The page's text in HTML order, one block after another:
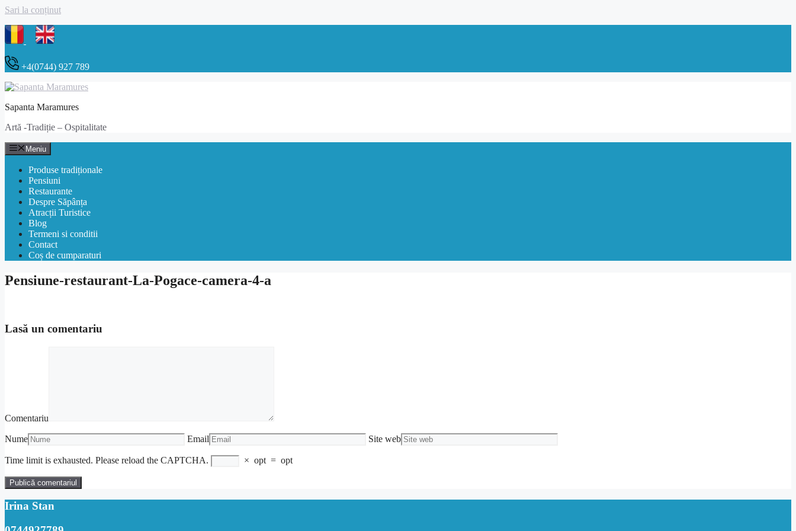
Sari la conținut
+4(0744) 927 789
Sapanta Maramures
Artă -Tradiție – Ospitalitate
Meniu
Produse tradiționale
Pensiuni
Restaurante
Despre Săpânța
Atracții Turistice
Blog
Termeni si conditii
Contact
Coș de cumparaturi
Pensiune-restaurant-La-Pogace-camera-4-a
Lasă un comentariu
Comentariu
Nume Email Site web
Time limit is exhausted. Please reload the CAPTCHA. × opt = opt
Irina Stan